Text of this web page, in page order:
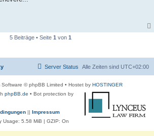
5 Beiträge • Seite 1 von 1
Alle Zeiten sind UTC+02:00
Server Status
Software © phpBB Limited • Hostet by HOSTINGER
phpBB.de • Bot protection by
|| Impressum
Usage: 5.58 MiB | GZIP: On